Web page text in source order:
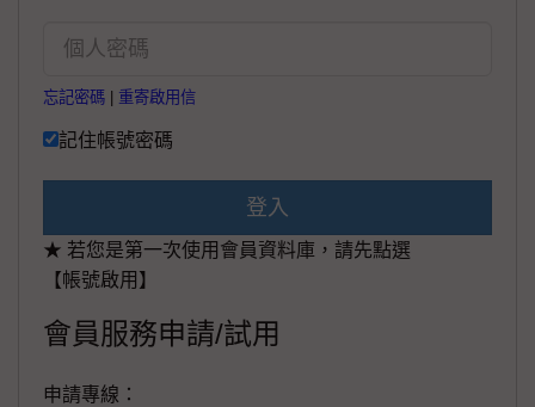
忘記密碼 重寄啟用信
記住帳號密碼
登入
★ 若您是第一次使用會員資料庫，請先點選
【帳號啟用】
會員服務申請/試用
申請專線：